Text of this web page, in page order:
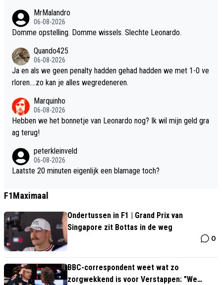
MrMalandro
06-08-2026
Domme opstelling. Domme wissels. Slechte Leonardo.
Quando425
06-08-2026
Ja en als we geen penalty hadden gehad hadden we met 1-0 ve
rloren….zo kan je alles wegredeneren.
Marquinho
06-08-2026
Hebben we het bonnetje van Leonardo nog? Ik wil mijn geld gra
ag terug!
peterkleinveld
06-08-2026
Laatste 20 minuten eigenlijk een blamage toch?
F1Maximaal
Ondertussen in F1 | Grand Prix van
Singapore zit Bottas in de weg
0
BBC-correspondent weet wat zo
zorgwekkend is voor Verstappen: "We